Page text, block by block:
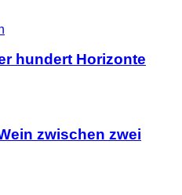
hundert Horizonte
zwischen zwei